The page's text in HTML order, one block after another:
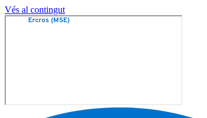
Vés al contingut